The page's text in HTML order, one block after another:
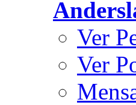
Ver
Ver